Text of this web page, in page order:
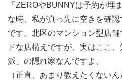
「ZEROやBUNNYは予約が
な時、私が真っ先に空きを確認
です。北区のマンション型店
ドな店構えですが、実はここ
派」の隠れ家なんですよ。
（正直、あまり教えたくない